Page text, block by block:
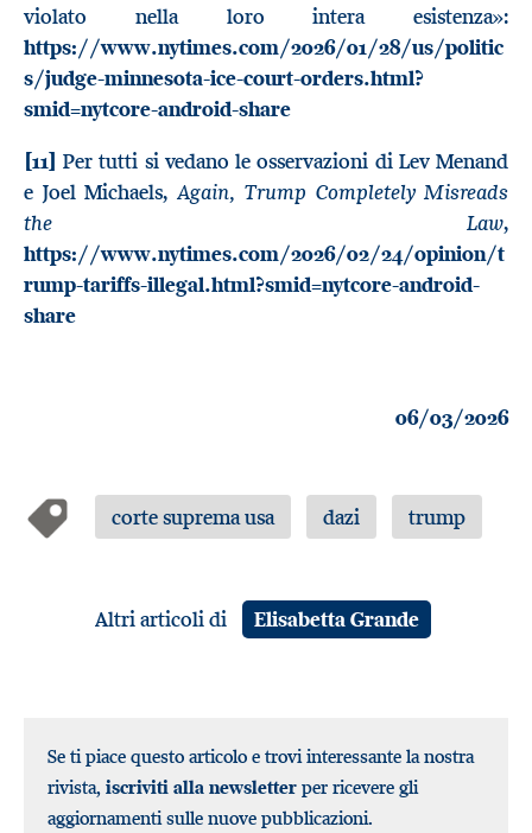
violato nella loro intera esistenza»:
https://www.nytimes.com/2026/01/28/us/politic
s/judge-minnesota-ice-court-orders.html?
smid=nytcore-android-share
[11] Per tutti si vedano le osservazioni di Lev Menand
e Joel Michaels, Again, Trump Completely Misreads
the Law,
https://www.nytimes.com/2026/02/24/opinion/t
rump-tariffs-illegal.html?smid=nytcore-android-
share
06/03/2026
corte suprema usa dazi trump
Altri articoli di Elisabetta Grande
Se ti piace questo articolo e trovi interessante la nostra
rivista, iscriviti alla newsletter per ricevere gli
aggiornamenti sulle nuove pubblicazioni.